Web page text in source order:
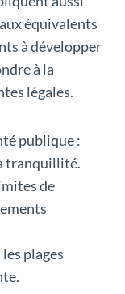
équivalents
à développer
à la
légales.
publique :
tranquillité.
de
plages